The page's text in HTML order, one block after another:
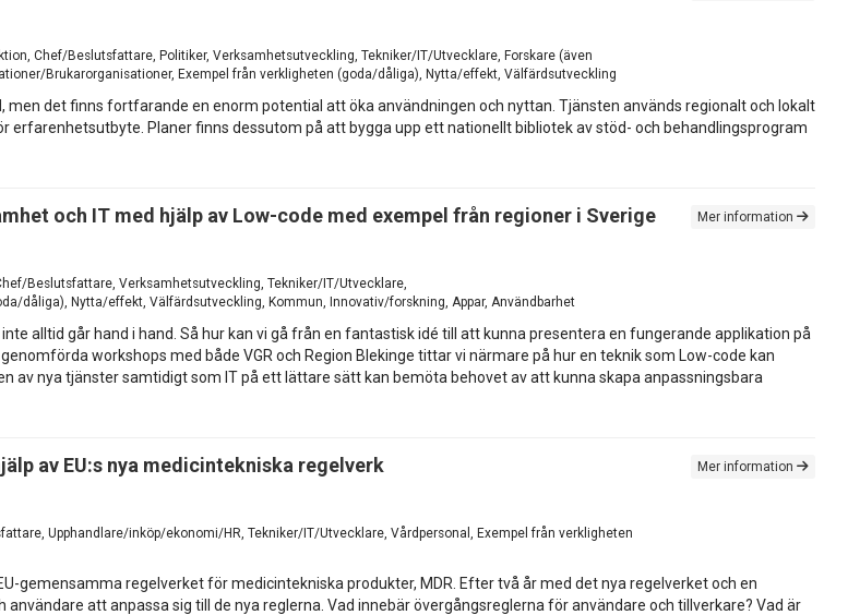
Chef/Beslutsfattare, Politiker, Verksamhetsutveckling, Tekniker/IT/Utvecklare, Forskare (även
Brukarorganisationer, Exempel från verkligheten (goda/dåliga), Nytta/effekt, Välfärdsutveckling
men det finns fortfarande en enorm potential att öka användningen och nyttan. Tjänsten används regionalt och lokalt
Planer finns dessutom på att bygga upp ett nationellt bibliotek av stöd- och behandlingsprogram
och IT med hjälp av Low-code med exempel från regioner i Sverige
Beslutsfattare, Verksamhetsutveckling, Tekniker/IT/Utvecklare,
dåliga), Nytta/effekt, Välfärdsutveckling, Kommun, Innovativ/forskning, Appar, Användbarhet
Mer information
alltid går hand i hand. Så hur kan vi gå från en fantastisk idé till att kunna presentera en fungerande applikation på
workshops med både VGR och Region Blekinge tittar vi närmare på hur en teknik som Low-code kan
av nya tjänster samtidigt som IT på ett lättare sätt kan bemöta behovet av att kunna skapa anpassningsbara
av EU:s nya medicintekniska regelverk
Upphandlare/inköp/ekonomi/HR, Tekniker/IT/Utvecklare, Vårdpersonal, Exempel från verkligheten
Mer information
gemensamma regelverket för medicintekniska produkter, MDR. Efter två år med det nya regelverket och en
att anpassa sig till de nya reglerna. Vad innebär övergångsreglerna för användare och tillverkare? Vad är